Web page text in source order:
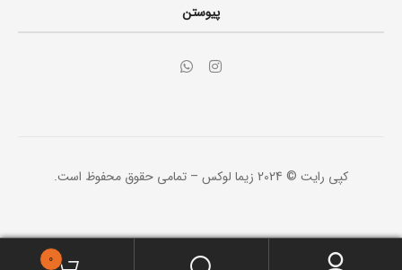
پیوستن
کپی رایت © 2024 زیما لوکس – تمامی حقوق محفوظ است.
0